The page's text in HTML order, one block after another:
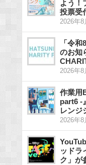
よう！
投票受
2026年8
「令
のお知
2026年8
作業用
part6 -
レンジ
2026年8
ッドラ
ク」が